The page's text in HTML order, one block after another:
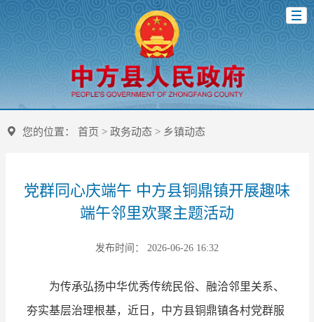
您的位置： 首页 > 政务动态> 乡镇动态
党群同心庆端午 中方县铜鼎镇开展趣味
端午邻里欢聚主题活动
发布时间： 2026-06-26 16:32
为传承弘扬中华优秀传统民俗、融洽邻里关系、
夯实基层治理根基，近日，中方县铜鼎镇各村党群服